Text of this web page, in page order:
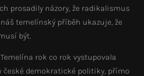
prosadily názory, že radikalismus
temelínský příběh ukazuje, že
být.
rok co rok vystupovala
české demokratické politiky, přímo